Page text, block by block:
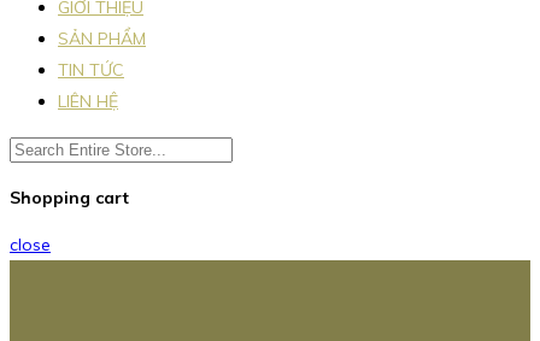
GIỚI THIỆU
SẢN PHẨM
TIN TỨC
LIÊN HỆ
Shopping cart
close